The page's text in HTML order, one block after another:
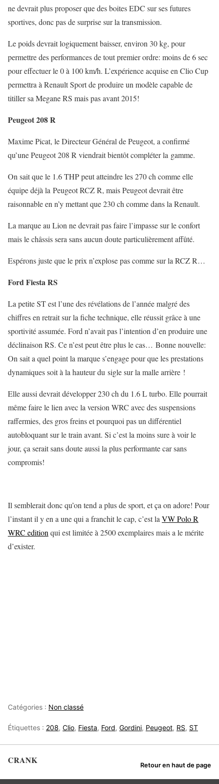
ne devrait plus proposer que des boites EDC sur ses futures
sportives, donc pas de surprise sur la transmission.
Le poids devrait logiquement baisser, environ 30 kg, pour
permettre des performances de tout premier ordre: moins de 6 sec
pour effectuer le 0 à 100 km/h. L’expérience acquise en Clio Cup
permettra à Renault Sport de produire un modèle capable de
titiller sa Megane RS mais pas avant 2015!
Peugeot 208 R
Maxime Picat, le Directeur Général de Peugeot, a confirmé
qu’une Peugeot 208 R viendrait bientôt compléter la gamme.
On sait que le 1.6 THP peut atteindre les 270 ch comme elle
équipe déjà la Peugeot RCZ R, mais Peugeot devrait être
raisonnable en n’y mettant que 230 ch comme dans la Renault.
La marque au Lion ne devrait pas faire l’impasse sur le confort
mais le châssis sera sans aucun doute particulièrement affûté.
Espérons juste que le prix n’explose pas comme sur la RCZ R…
Ford Fiesta RS
La petite ST est l’une des révélations de l’année malgré des
chiffres en retrait sur la fiche technique, elle réussit grâce à une
sportivité assumée. Ford n’avait pas l’intention d’en produire une
déclinaison RS. Ce n’est peut être plus le cas… Bonne nouvelle:
On sait a quel point la marque s’engage pour que les prestations
dynamiques soit à la hauteur du sigle sur la malle arrière !
Elle aussi devrait développer 230 ch du 1.6 L turbo. Elle pourrait
même faire le lien avec la version WRC avec des suspensions
raffermies, des gros freins et pourquoi pas un différentiel
autobloquant sur le train avant. Si c’est la moins sure à voir le
jour, ça serait sans doute aussi la plus performante car sans
compromis!
Il semblerait donc qu’on tend a plus de sport, et ça on adore! Pour
l’instant il y en a une qui a franchit le cap, c’est la VW Polo R
WRC edition qui est limitée à 2500 exemplaires mais a le mérite
d’exister.
Catégories : Non classé
Étiquettes : 208, Clio, Fiesta, Ford, Gordini, Peugeot, RS, ST
CRANK Retour en haut de page